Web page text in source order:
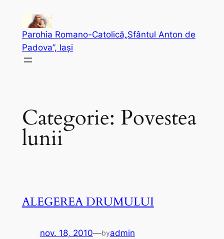
conținutParohia Romano-Catolică„Sfântul Anton de
Padova”, Iași
Categorie: Povestea
lunii
ALEGEREA DRUMULUI
nov. 18, 2010—byadmin